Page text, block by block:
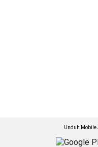
Unduh Mobile